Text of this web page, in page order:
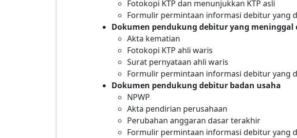
Fotokopi KTP dan menunjukkan KTP asli
Formulir permintaan informasi debitur yang
Dokumen pendukung debitur yang meninggal
Akta kematian
Fotokopi KTP ahli waris
Surat pernyataan ahli waris
Formulir permintaan informasi debitur yang
Dokumen pendukung debitur badan usaha
NPWP
Akta pendirian perusahaan
Perubahan anggaran dasar terakhir
Formulir permintaan informasi debitur yang